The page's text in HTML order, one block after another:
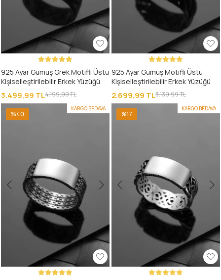
925 Ayar Gümüş Grek Motifli Üstü
Kişiselleştirilebilir Erkek Yüzüğü
3.499,99 TL4.199,99 TL
925 Ayar Gümüş Motifli Üstü
Kişiselleştirilebilir Erkek Yüzüğü
2.699,99 TL3.139,99 TL
KARGO BEDAVA
%40
KARGO BEDAVA
%17